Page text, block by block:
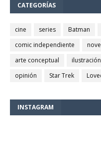
CATEGORÍAS
cine series Batman
comic independiente
arte conceptual
ilustración
opinión
Star Trek
INSTAGRAM